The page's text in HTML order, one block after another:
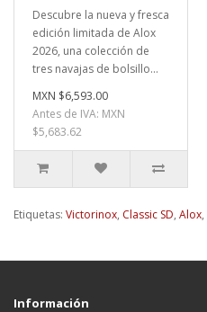
Descubre la nueva y fresca
edición limitada de Alox
2026, una colección de
tres navajas de bolsillo...
MXN $6,593.00
Antes de IVA: MXN
$5,683.62
Etiquetas: Victorinox, Classic SD, Alox,
Información